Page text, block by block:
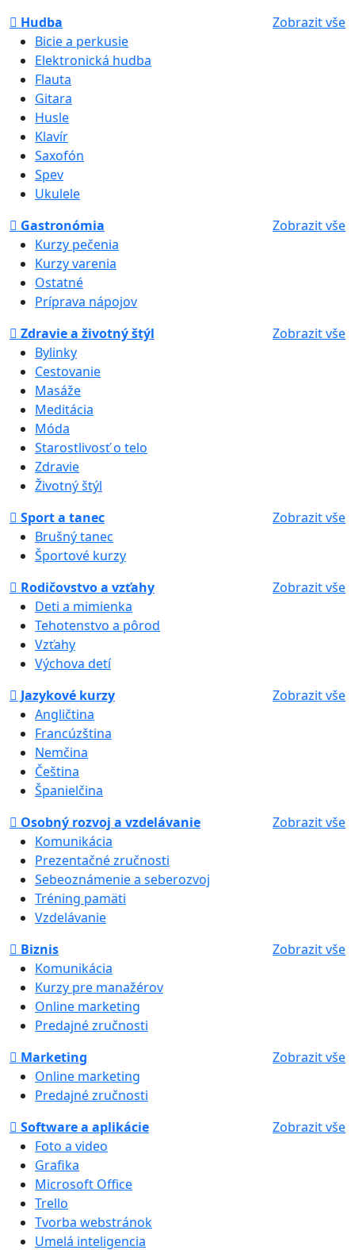
Hudba
Zobrazit vše
Bicie a perkusie
Elektronická hudba
Flauta
Gitara
Husle
Klavír
Saxofón
Spev
Ukulele
Gastronómia
Zobrazit vše
Kurzy pečenia
Kurzy varenia
Ostatné
Príprava nápojov
Zdravie a životný štýl
Zobrazit vše
Bylinky
Cestovanie
Masáže
Meditácia
Móda
Starostlivosť o telo
Zdravie
Životný štýl
Sport a tanec
Zobrazit vše
Brušný tanec
Športové kurzy
Rodičovstvo a vzťahy
Zobrazit vše
Deti a mimienka
Tehotenstvo a pôrod
Vzťahy
Výchova detí
Jazykové kurzy
Zobrazit vše
Angličtina
Francúzština
Nemčina
Čeština
Španielčina
Osobný rozvoj a vzdelávanie
Zobrazit vše
Komunikácia
Prezentačné zručnosti
Sebeoznámenie a seberozvoj
Tréning pamäti
Vzdelávanie
Biznis
Zobrazit vše
Komunikácia
Kurzy pre manažérov
Online marketing
Predajné zručnosti
Marketing
Zobrazit vše
Online marketing
Predajné zručnosti
Software a aplikácie
Zobrazit vše
Foto a video
Grafika
Microsoft Office
Trello
Tvorba webstránok
Umelá inteligencia